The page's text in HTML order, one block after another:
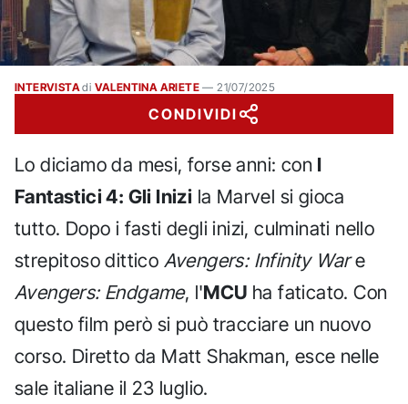
INTERVISTAdi VALENTINA ARIETE —21/07/2025
CONDIVIDI
Lo diciamo da mesi, forse anni: con I
Fantastici 4: Gli Inizi la Marvel si gioca
tutto. Dopo i fasti degli inizi, culminati nello
strepitoso dittico Avengers: Infinity Ware
Avengers: Endgame, l'MCU ha faticato. Con
questo film però si può tracciare un nuovo
corso. Diretto da Matt Shakman, esce nelle
sale italiane il 23 luglio.